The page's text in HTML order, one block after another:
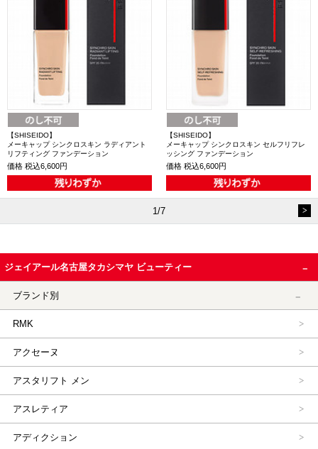
【SHISEIDO】
メーキャップ シンクロスキン ラディアント
リフティング ファンデーション
価格 税込6,600円
【SHISEIDO】
メーキャップ シンクロスキン セルフリフレ
ッシング ファンデーション
価格 税込6,600円
1/7
ジェイアール名古屋タカシマヤ ビューティー
ブランド別
RMK
アクセーヌ
アスタリフト メン
アスレティア
アディクション